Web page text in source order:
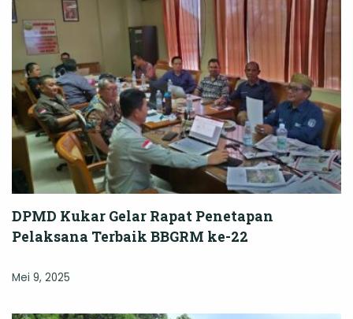
DPMD Kukar Gelar Rapat Penetapan
Pelaksana Terbaik BBGRM ke-22
Mei 9, 2025